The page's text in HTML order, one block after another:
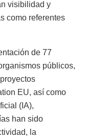
visibilidad y
como referentes
de 77
públicos,
EU, así como
(IA),
han sido
la